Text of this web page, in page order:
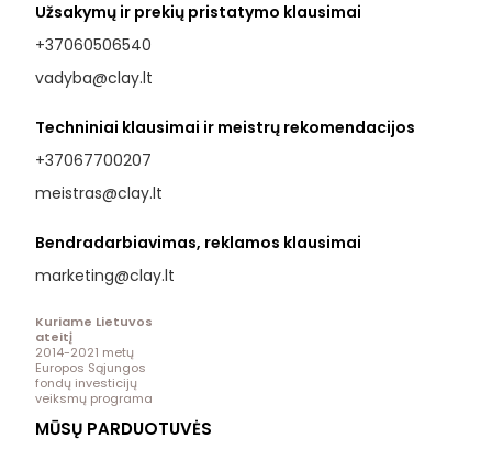
Užsakymų ir prekių pristatymo klausimai
+37060506540
vadyba@clay.lt
Techniniai klausimai ir meistrų rekomendacijos
+37067700207
meistras@clay.lt
Bendradarbiavimas, reklamos klausimai
marketing@clay.lt
Kuriame Lietuvos
ateitį
2014-2021 metų
Europos Sąjungos
fondų investicijų
veiksmų programa
MŪSŲ PARDUOTUVĖS